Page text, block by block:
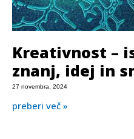
Kreativnost –
znanj, idej in
27 novembra, 2024
preberi več »